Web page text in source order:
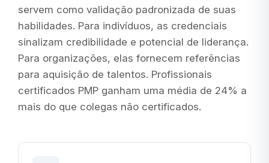
servem como validação padronizada de suas
habilidades. Para indivíduos, as credenciais
sinalizam credibilidade e potencial de liderança.
Para organizações, elas fornecem referências
para aquisição de talentos. Profissionais
certificados PMP ganham uma média de 24% a
mais do que colegas não certificados.